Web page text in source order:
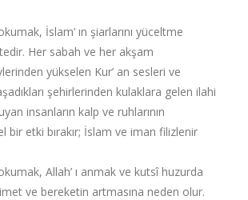
İslam’ ın şiarlarını yüceltme
Her sabah ve her akşam
yükselen Kur’ an sesleri ve
şehirlerinden kulaklara gelen ilahi
insanların kalp ve ruhlarının
bir etki bırakır; İslam ve iman filizlenir
Allah’ ı anmak ve kutsî huzurda
ve bereketin artmasına neden olur.